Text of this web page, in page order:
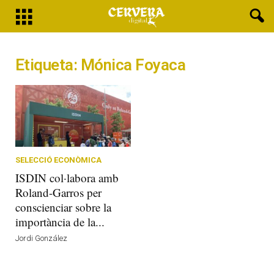
Etiqueta: Mónica Foyaca
SELECCIÓ ECONÒMICA
ISDIN col·labora amb
Roland-Garros per
conscienciar sobre la
importància de la...
Jordi González